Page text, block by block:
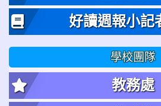
好讀週報小記
學校團隊
教務處